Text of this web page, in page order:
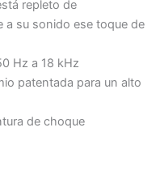
repleto de
su sonido ese toque de
Hz a 18 kHz
patentada para un alto
de choque